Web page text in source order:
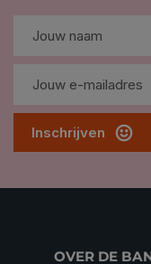
Inschrijven
OVER DE